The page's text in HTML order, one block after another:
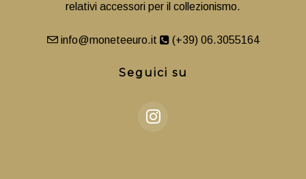
relativi accessori per il collezionismo.
info@moneteeuro.it (+39) 06.3055164
Seguici su